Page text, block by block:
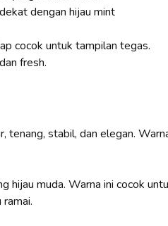
dengan hijau mint
cocok untuk tampilan tegas.
fresh.
tenang, stabil, dan elegan.
hijau muda. Warna ini cocok